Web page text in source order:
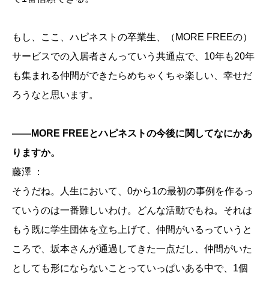
もし、ここ、ハピネストの卒業生、（MORE FREEの）
サービスでの入居者さんっていう共通点で、10年も20年
も集まれる仲間ができたらめちゃくちゃ楽しい、幸せだ
ろうなと思います。
——MORE FREEとハピネストの今後に関してなにかあ
りますか。
藤澤 ：
そうだね。人生において、0から1の最初の事例を作るっ
ていうのは一番難しいわけ。どんな活動でもね。それは
もう既に学生団体を立ち上げて、仲間がいるっていうと
ころで、坂本さんが通過してきた一点だし、仲間がいた
としても形にならないことっていっぱいある中で、1個